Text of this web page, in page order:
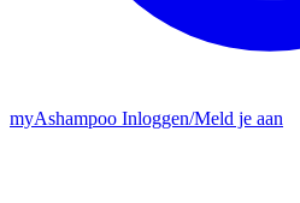
myAshampoo Inloggen/Meld je aan